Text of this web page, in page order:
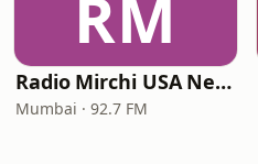
RM
Radio Mirchi USA New Jersey
Mumbai · 92.7 FM